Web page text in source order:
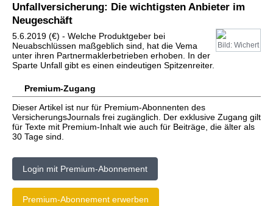
Unfallversicherung: Die wichtigsten Anbieter im
Neugeschäft
Bild: Wichert
5.6.2019 (€) - Welche Produktgeber bei
Neuabschlüssen maßgeblich sind, hat die Vema
unter ihren Partnermaklerbetrieben erhoben. In der
Sparte Unfall gibt es einen eindeutigen Spitzenreiter.
Premium-Zugang
Dieser Artikel ist nur für Premium-Abonnenten des
VersicherungsJournals frei zugänglich. Der exklusive Zugang gilt
für Texte mit Premium-Inhalt wie auch für Beiträge, die älter als
30 Tage sind.
Login mit Premium-Abonnement
Premium-Abonnement erwerben